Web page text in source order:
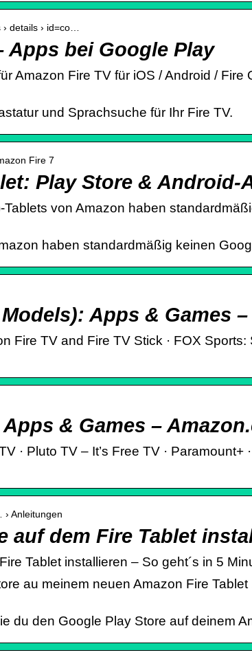
details › id=co…
Apps bei Google Play
Amazon Fire TV für iOS / Android /
und Sprachsuche für Ihr Fire TV.
Fire 7
Play Store & Android-
von Amazon haben
haben standardmäßig keinen
Apps & Games
Fire TV and Fire TV Stick · FOX
& Games –
· Pluto TV – It’s Free TV ·
Anleitungen
auf dem Fire Tablet
Tablet installieren – So geht´s in 5
au meinem neuen Amazon Fire
du den Google Play Store auf deinem